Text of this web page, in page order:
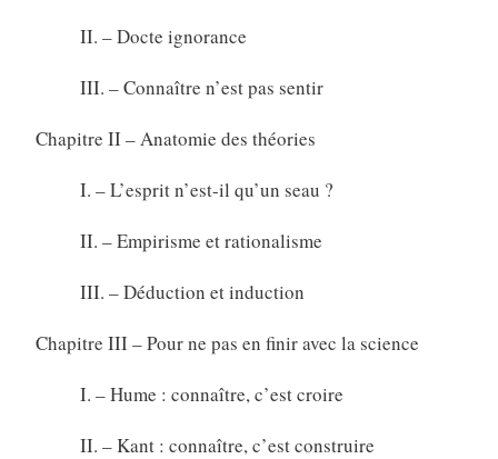
II. – Docte ignorance
III. – Connaître n’est pas sentir
Chapitre II – Anatomie des théories
I. – L’esprit n’est-il qu’un seau ?
II. – Empirisme et rationalisme
III. – Déduction et induction
Chapitre III – Pour ne pas en finir avec la science
I. – Hume : connaître, c’est croire
II. – Kant : connaître, c’est construire